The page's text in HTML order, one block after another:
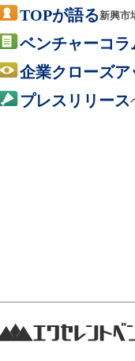
TOPが語る新興市
ベンチャーコラ
企業クローズア
プレスリリース